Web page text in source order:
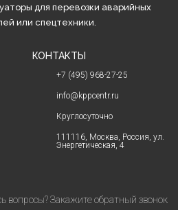
для перевозки аварийных
или спецтехники.
КОНТАКТЫ
+7 (495) 968-27-25
info@kppcentr.ru
Круглосуточно
111116, Москва, Россия, ул.
Энергетическая, 4
вопросы? Закажите обратный звонок